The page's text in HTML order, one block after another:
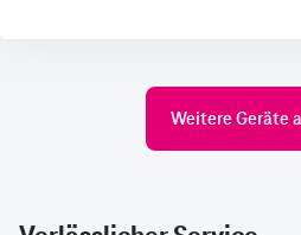
Weitere Geräte